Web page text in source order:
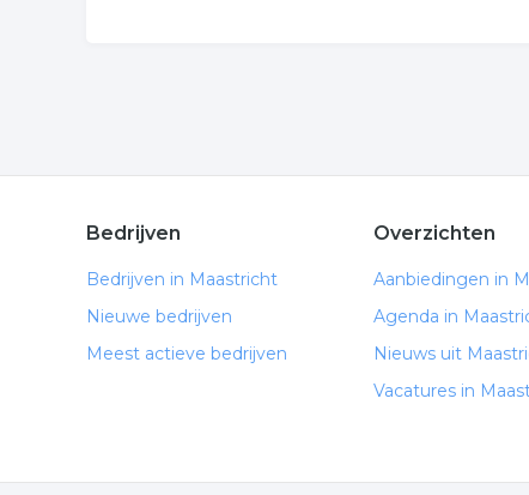
Bedrijven
Bedrijven in Maastricht
Nieuwe bedrijven
Meest actieve bedrijven
Overzichten
Aanbiedingen in
Agenda in
Nieuws uit
Vacatures in